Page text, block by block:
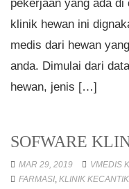
pekerjaan yang ada
klinik hewan ini
medis dari hewan
anda. Dimulai dari
hewan, jenis […]
SOFWARE
MAR 29, 2019
VMEDIS
FARMASI, KLINIK